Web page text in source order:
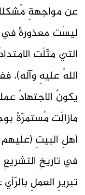
عن مواجهةِ
ليسَت معذورةً في
التي مثّلَت
اللهُ عليهِ
يكونُ الاجتهادُ
مازالَت مُستمرّةً
أهلِ البيتِ (عليهم
في تاريخِ
تبريرِ العملِ